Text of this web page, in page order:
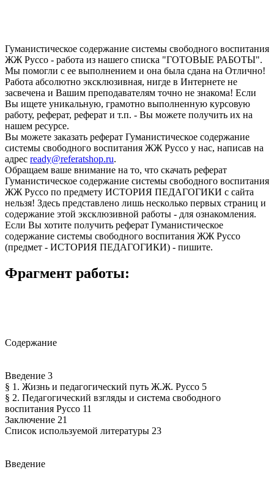
Гуманистическое содержание системы свободного воспитания
ЖЖ Руссо - работа из нашего списка "ГОТОВЫЕ РАБОТЫ".
Мы помогли с ее выполнением и она была сдана на Отлично!
Работа абсолютно эксклюзивная, нигде в Интернете не
засвечена и Вашим преподавателям точно не знакома! Если
Вы ищете уникальную, грамотно выполненную курсовую
работу, реферат, реферат и т.п. - Вы можете получить их на
нашем ресурсе.
Вы можете заказать реферат Гуманистическое содержание
системы свободного воспитания ЖЖ Руссо у нас, написав на
адрес ready@referatshop.ru.
Обращаем ваше внимание на то, что скачать реферат
Гуманистическое содержание системы свободного воспитания
ЖЖ Руссо по предмету ИСТОРИЯ ПЕДАГОГИКИ с сайта
нельзя! Здесь представлено лишь несколько первых страниц и
содержание этой эксклюзивной работы - для ознакомления.
Если Вы хотите получить реферат Гуманистическое
содержание системы свободного воспитания ЖЖ Руссо
(предмет - ИСТОРИЯ ПЕДАГОГИКИ) - пишите.
Фрагмент работы:
Содержание
Введение 3
§ 1. Жизнь и педагогический путь Ж.Ж. Руссо 5
§ 2. Педагогический взгляды и система свободного
воспитания Руссо 11
Заключение 21
Список используемой литературы 23
Введение